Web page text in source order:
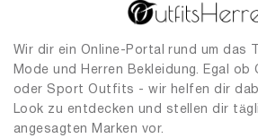
Wir dir ein Online-Portal rund um das
Mode und Herren Bekleidung. Egal ob
oder Sport Outfits - wir helfen dir
Look zu entdecken und stellen dir
angesagten Marken vor.